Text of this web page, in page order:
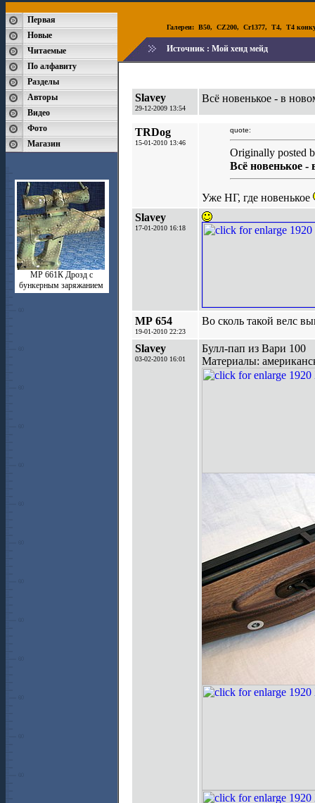
Первая
Новые
Читаемые
По алфавиту
Разделы
Авторы
Видео
Фото
Магазин
МР 661К Дрозд с
бункерным заряжанием
Галереи: B50, CZ200, Cr1377, T4, T4
Источник : Мой хенд мейд
Slavey
29-12-2009 13:54
Всё новенькое - в
TRDog
15-01-2010 13:46
quote:
Originally posted
Всё новенькое -
Уже НГ, где новенькое
Slavey
17-01-2010 16:18
МР 654
19-01-2010 22:23
Во сколь такой велс
Slavey
03-02-2010 16:01
Булл-пап из Вари 100
Материалы: